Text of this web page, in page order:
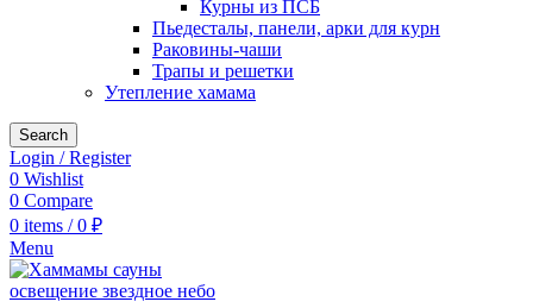
Курны из ПСБ
Пьедесталы, панели, арки для курн
Раковины-чаши
Трапы и решетки
Утепление хамама
Search
Login / Register
0 Wishlist
0 Compare
0 items / 0 ₽
Menu